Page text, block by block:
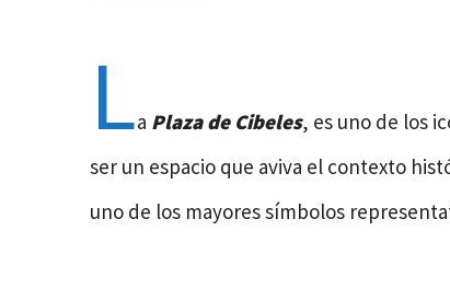
La Plaza de Cibeles, es uno de los
ser un espacio que aviva el contexto
uno de los mayores símbolos